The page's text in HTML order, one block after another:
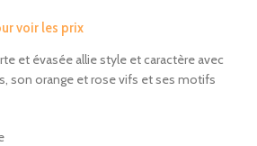
voir les prix
et évasée allie style et caractère avec
son orange et rose vifs et ses motifs